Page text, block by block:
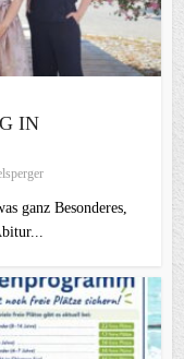
IN
ganz Besonderes,